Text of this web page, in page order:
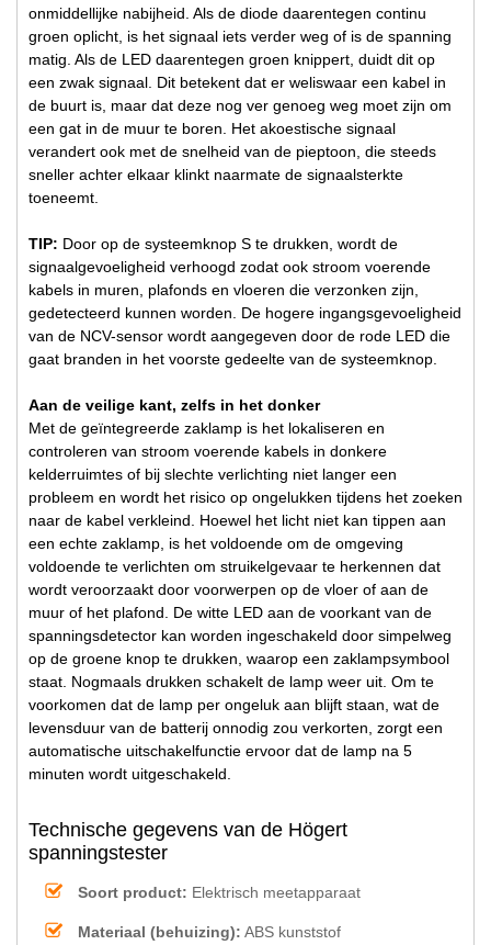
onmiddellijke nabijheid. Als de diode daarentegen continu
groen oplicht, is het signaal iets verder weg of is de spanning
matig. Als de LED daarentegen groen knippert, duidt dit op
een zwak signaal. Dit betekent dat er weliswaar een kabel in
de buurt is, maar dat deze nog ver genoeg weg moet zijn om
een gat in de muur te boren. Het akoestische signaal
verandert ook met de snelheid van de pieptoon, die steeds
sneller achter elkaar klinkt naarmate de signaalsterkte
toeneemt.
TIP: Door op de systeemknop S te drukken, wordt de
signaalgevoeligheid verhoogd zodat ook stroom voerende
kabels in muren, plafonds en vloeren die verzonken zijn,
gedetecteerd kunnen worden. De hogere ingangsgevoeligheid
van de NCV-sensor wordt aangegeven door de rode LED die
gaat branden in het voorste gedeelte van de systeemknop.
Aan de veilige kant, zelfs in het donker
Met de geïntegreerde zaklamp is het lokaliseren en
controleren van stroom voerende kabels in donkere
kelderruimtes of bij slechte verlichting niet langer een
probleem en wordt het risico op ongelukken tijdens het zoeken
naar de kabel verkleind. Hoewel het licht niet kan tippen aan
een echte zaklamp, is het voldoende om de omgeving
voldoende te verlichten om struikelgevaar te herkennen dat
wordt veroorzaakt door voorwerpen op de vloer of aan de
muur of het plafond. De witte LED aan de voorkant van de
spanningsdetector kan worden ingeschakeld door simpelweg
op de groene knop te drukken, waarop een zaklampsymbool
staat. Nogmaals drukken schakelt de lamp weer uit. Om te
voorkomen dat de lamp per ongeluk aan blijft staan, wat de
levensduur van de batterij onnodig zou verkorten, zorgt een
automatische uitschakelfunctie ervoor dat de lamp na 5
minuten wordt uitgeschakeld.
Technische gegevens van de Högert
spanningstester
Soort product: Elektrisch meetapparaat
Materiaal (behuizing): ABS kunststof